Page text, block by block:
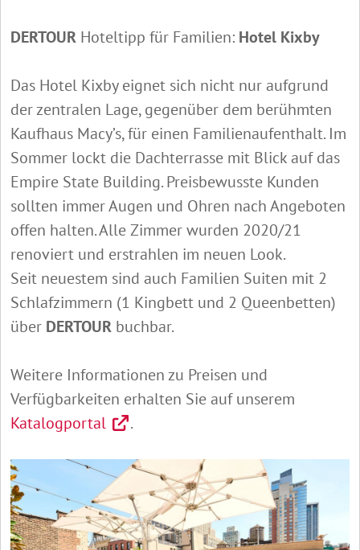
DERTOUR Hoteltipp für Familien: Hotel Kixby
Das Hotel Kixby eignet sich nicht nur aufgrund
der zentralen Lage, gegenüber dem berühmten
Kaufhaus Macy’s, für einen Familienaufenthalt. Im
Sommer lockt die Dachterrasse mit Blick auf das
Empire State Building. Preisbewusste Kunden
sollten immer Augen und Ohren nach Angeboten
offen halten. Alle Zimmer wurden 2020/21
renoviert und erstrahlen im neuen Look.
Seit neuestem sind auch Familien Suiten mit 2
Schlafzimmern (1 Kingbett und 2 Queenbetten)
über DERTOUR buchbar.
Weitere Informationen zu Preisen und
Verfügbarkeiten erhalten Sie auf unserem
Katalogportal
.